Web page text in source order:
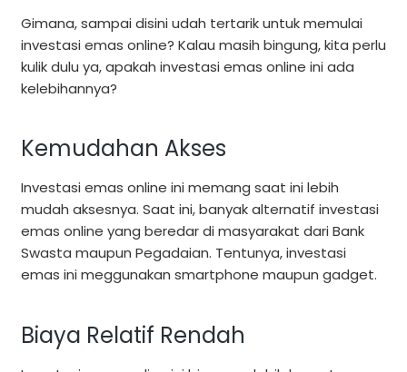
Gimana, sampai disini udah tertarik untuk memulai
investasi emas online? Kalau masih bingung, kita perlu
kulik dulu ya, apakah investasi emas online ini ada
kelebihannya?
Kemudahan Akses
Investasi emas online ini memang saat ini lebih
mudah aksesnya. Saat ini, banyak alternatif investasi
emas online yang beredar di masyarakat dari Bank
Swasta maupun Pegadaian. Tentunya, investasi
emas ini meggunakan smartphone maupun gadget.
Biaya Relatif Rendah